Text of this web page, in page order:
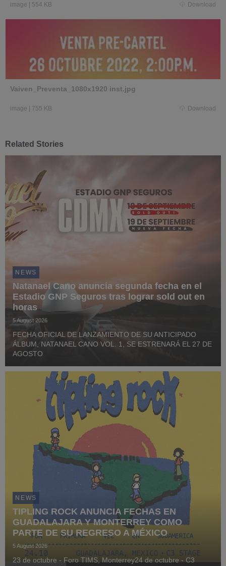
image 554 KB Download
Vaiven_Preventa_1080x1920 inst.jpg
image 755 KB Download
Related Stories
NEWS
Natanael Cano anuncia segunda fecha en el
Estadio GNP Seguros tras lograr sold out en
horas
5 August 2026
FECHA OFICIAL DE LANZAMIENTO DE SU ANTICIPADO
ÁLBUM, NATANAEL CANO VOL. 1, SE ESTRENARÁ EL 27 DE
AGOSTO
NEWS
TIPLING ROCK ANUNCIA FECHAS EN
GUADALAJARA Y MONTERREY COMO
PARTE DE SU REGRESO A MÉXICO
5 August 2026
23 de octubre - Foro TIMS, Monterrey24 de octubre - C3